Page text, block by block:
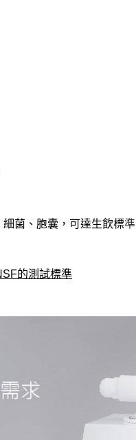
細菌、胞囊，可達生飲標準
的測試標準